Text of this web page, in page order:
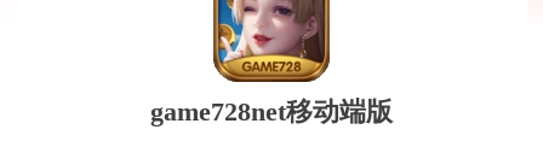
game728net移动端版